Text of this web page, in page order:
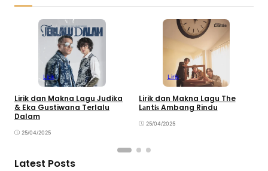
Lirik
Lirik dan Makna Lagu Judika
& Eka Gustiwana Terlalu
Dalam
25/04/2025
Lirik
Lirik dan Makna Lagu The
Lаntіѕ Ambang Rindu
25/04/2025
Latest Posts